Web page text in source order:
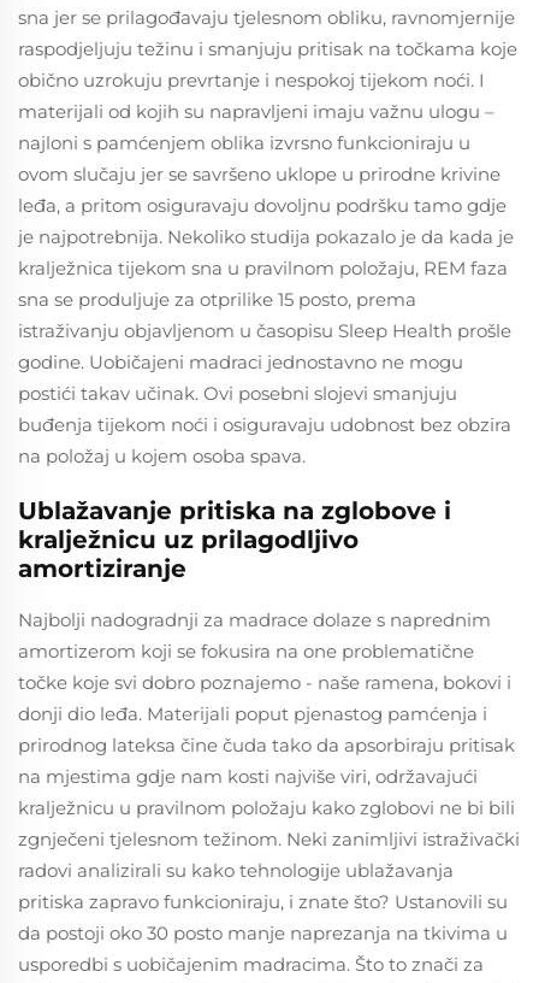
sna jer se prilagođavaju tjelesnom obliku, ravnomjernije
raspodjeljuju težinu i smanjuju pritisak na točkama koje
obično uzrokuju prevrtanje i nespokoj tijekom noći. I
materijali od kojih su napravljeni imaju važnu ulogu –
najloni s pamćenjem oblika izvrsno funkcioniraju u
ovom slučaju jer se savršeno uklope u prirodne krivine
leđa, a pritom osiguravaju dovoljnu podršku tamo gdje
je najpotrebnija. Nekoliko studija pokazalo je da kada je
kralježnica tijekom sna u pravilnom položaju, REM faza
sna se produljuje za otprilike 15 posto, prema
istraživanju objavljenom u časopisu Sleep Health prošle
godine. Uobičajeni madraci jednostavno ne mogu
postići takav učinak. Ovi posebni slojevi smanjuju
buđenja tijekom noći i osiguravaju udobnost bez obzira
na položaj u kojem osoba spava.
Ublažavanje pritiska na zglobove i
kralježnicu uz prilagodljivo
amortiziranje
Najbolji nadogradnji za madrace dolaze s naprednim
amortizerom koji se fokusira na one problematične
točke koje svi dobro poznajemo - naše ramena, bokovi i
donji dio leđa. Materijali poput pjenastog pamćenja i
prirodnog lateksa čine čuda tako da apsorbiraju pritisak
na mjestima gdje nam kosti najviše viri, održavajući
kralježnicu u pravilnom položaju kako zglobovi ne bi bili
zgnječeni tjelesnom težinom. Neki zanimljivi istraživački
radovi analizirali su kako tehnologije ublažavanja
pritiska zapravo funkcioniraju, i znate što? Ustanovili su
da postoji oko 30 posto manje naprezanja na tkivima u
usporedbi s uobičajenim madracima. Što to znači za